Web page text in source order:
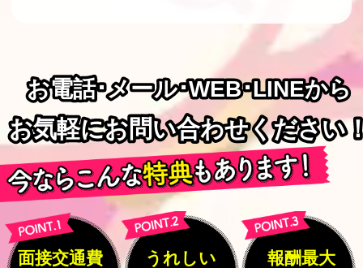
お電話･メール･WEB･LINEから
お電話･メール･WEB･LINEから
お気軽にお問い合わせください
お気軽にお問い合わせください
面接交通費 うれしい 報酬最大